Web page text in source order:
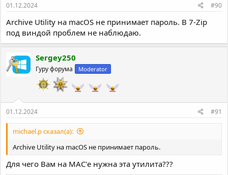
01.12.2024 #90
Archive Utility на macOS не принимает пароль. В 7-Zip
под виндой проблем не наблюдаю.
Sergey250
Гуру форума Moderator
01.12.2024 #91
michael.p сказал(а):
Archive Utility на macOS не принимает пароль.
Для чего Вам на MAC'е нужна эта утилита???